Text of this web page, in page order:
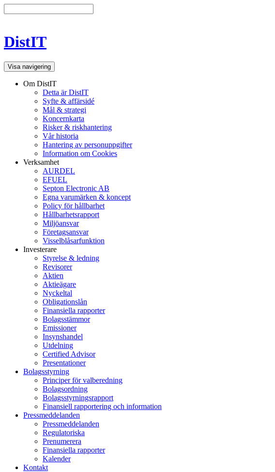
DistIT
Visa navigering
Om DistIT
Detta är DistIT
Syfte & affärsidé
Mål & strategi
Koncernkarta
Risker & riskhantering
Vår historia
Hantering av personuppgifter
Information om Cookies
Verksamhet
AURDEL
EFUEL
Septon Electronic AB
Egna varumärken & koncept
Policy för hållbarhet
Hållbarhetsrapport
Miljöansvar
Företagsansvar
Visselblåsarfunktion
Investerare
Styrelse & ledning
Revisorer
Aktien
Aktieägare
Nyckeltal
Obligationslån
Finansiella rapporter
Bolagsstämmor
Emissioner
Insynshandel
Utdelning
Certified Advisor
Presentationer
Bolagsstyrning
Principer för valberedning
Bolagsordning
Bolagsstyrningsrapport
Finansiell rapportering och information
Pressmeddelanden
Pressmeddelanden
Regulatoriska
Prenumerera
Finansiella rapporter
Kalender
Kontakt